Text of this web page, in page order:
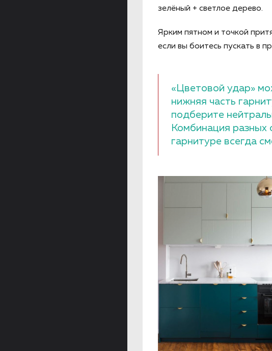
зелёный + светлое дерево.
Ярким пятном и точкой
если вы боитесь пускать в
«Цветовой удар»
нижняя часть
подберите
Комбинация разных
гарнитуре всегда